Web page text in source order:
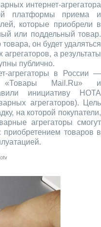
интернет-агрегатора
платформы приема и
которые приобрели в
или поддельный товар.
он будет удаляться
а результаты
публично.
агрегаторы в России —
Mail.Ru» и
инициативу НОТА
агрегаторов). Цель
на которой покупатели,
агрегаторы смогут
товаров в